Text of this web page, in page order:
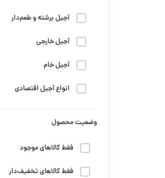
مزه و تنقلات
مهمانی، پذیرایی و مناسبتی
میوه خشک
آجیل برشته و طعم‌دار
آجیل خارجی
آجیل خام
انواع آجیل اقتصادی
وضعیت محصول
فقط کالاهای موجود
فقط کالاهای تخفیف‌دار